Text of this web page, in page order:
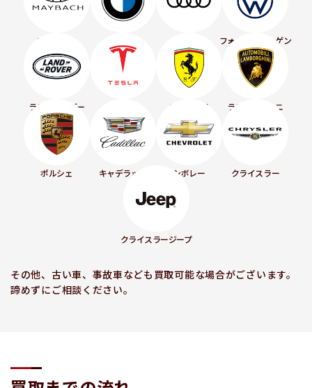
マイバッハ フォルクスワーゲン
ランドローバー フェラーリ ランボルギーニ
ポルシェ キャデラック シボレー クライスラー
クライスラージープ
その他、古い車、事故車なども買取可能な場合がございます。
諦めずにご相談ください。